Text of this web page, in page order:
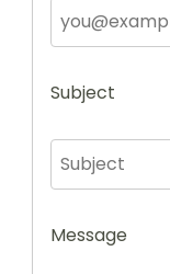
Subject
Message